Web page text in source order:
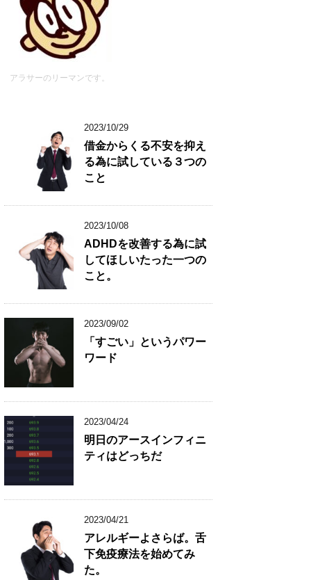
アラサーのリーマンです。
2023/10/29
借金からくる不安を抑え
る為に試している３つの
こと
2023/10/08
ADHDを改善する為に試
してほしいたった一つの
こと。
2023/09/02
「すごい」というパワー
ワード
2023/04/24
明日のアースインフィニ
ティはどっちだ
2023/04/21
アレルギーよさらば。舌
下免疫療法を始めてみ
た。